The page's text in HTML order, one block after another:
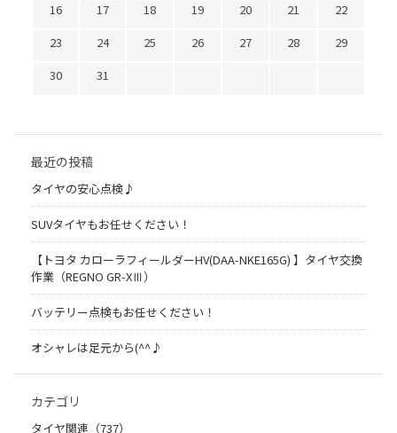
16
17 18 19 20 21
22
23
24 25 26 27 28
29
30
31
最近の投稿
タイヤの安心点検♪
SUVタイヤもお任せください！
【トヨタ カローラフィールダーHV(DAA-NKE165G) 】タイヤ交換
作業（REGNO GR-XⅢ）
バッテリー点検もお任せください！
オシャレは足元から(^^♪
カテゴリ
タイヤ関連（737）